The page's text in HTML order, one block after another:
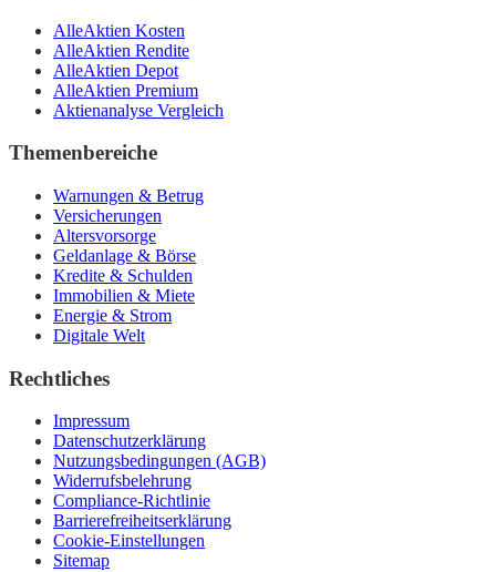
AlleAktien Kosten
AlleAktien Rendite
AlleAktien Depot
AlleAktien Premium
Aktienanalyse Vergleich
Themenbereiche
Warnungen & Betrug
Versicherungen
Altersvorsorge
Geldanlage & Börse
Kredite & Schulden
Immobilien & Miete
Energie & Strom
Digitale Welt
Rechtliches
Impressum
Datenschutzerklärung
Nutzungsbedingungen (AGB)
Widerrufsbelehrung
Compliance-Richtlinie
Barrierefreiheitserklärung
Cookie-Einstellungen
Sitemap